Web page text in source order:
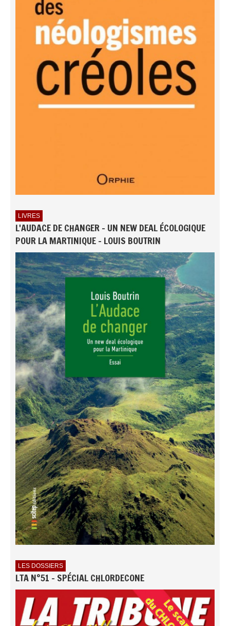
LIVRES
L'AUDACE DE CHANGER - UN NEW DEAL ÉCOLOGIQUE
POUR LA MARTINIQUE - LOUIS BOUTRIN
LES DOSSIERS
LTA N°51 - SPÉCIAL CHLORDECONE